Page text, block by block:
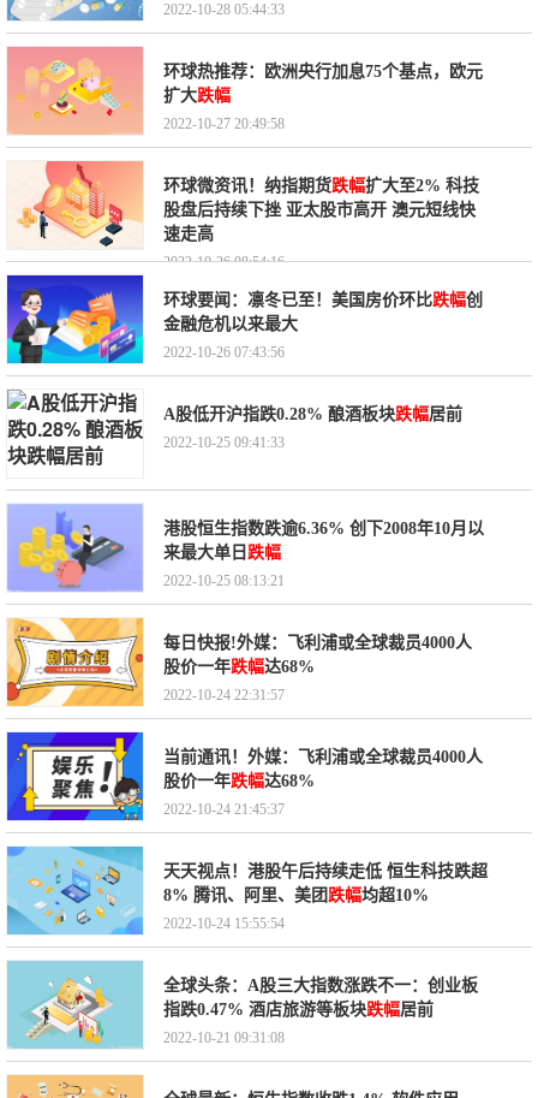
2022-10-28 05:44:33
环球热推荐：欧洲央行加息75个基点，欧元
扩大跌幅
2022-10-27 20:49:58
环球微资讯！纳指期货跌幅扩大至2% 科技
股盘后持续下挫 亚太股市高开 澳元短线快
速走高
2022-10-26 08:54:16
环球要闻：凛冬已至！美国房价环比跌幅创
金融危机以来最大
2022-10-26 07:43:56
A股低开沪指跌0.28% 酿酒板块跌幅居前
2022-10-25 09:41:33
港股恒生指数跌逾6.36% 创下2008年10月以
来最大单日 跌幅
2022-10-25 08:13:21
每日快报!外媒：飞利浦或全球裁员4000人
股价一年跌幅达68%
2022-10-24 22:31:57
当前通讯！外媒：飞利浦或全球裁员4000人
股价一年跌幅达68%
2022-10-24 21:45:37
天天视点！港股午后持续走低 恒生科技跌超
8% 腾讯、阿里、美团跌幅均超10%
2022-10-24 15:55:54
全球头条：A股三大指数涨跌不一：创业板
指跌0.47% 酒店旅游等板块跌幅居前
2022-10-21 09:31:08